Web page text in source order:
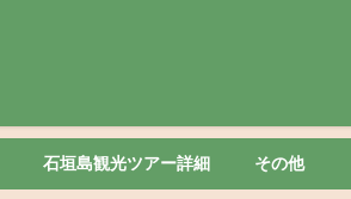
石垣島観光ツアー詳細 その他